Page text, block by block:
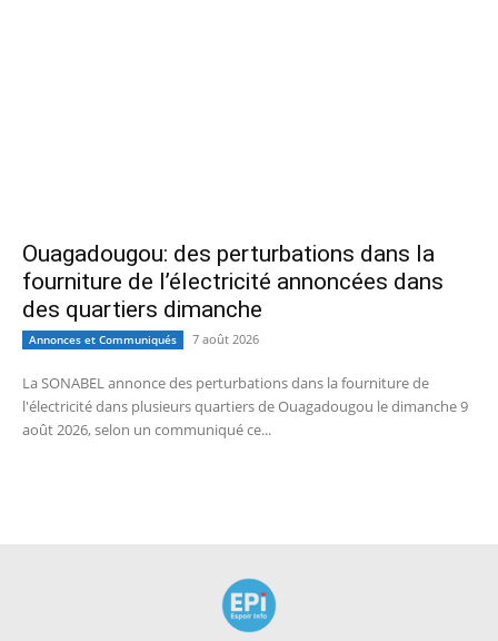
Ouagadougou: des perturbations dans la
fourniture de l’électricité annoncées dans
des quartiers dimanche
Annonces et Communiqués 7 août 2026
La SONABEL annonce des perturbations dans la fourniture de
l'électricité dans plusieurs quartiers de Ouagadougou le dimanche 9
août 2026, selon un communiqué ce...